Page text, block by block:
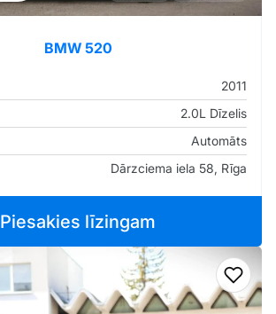
BMW 520
2011
2.0L Dīzelis
Automāts
Dārzciema iela 58, Rīga
Piesakies līzingam